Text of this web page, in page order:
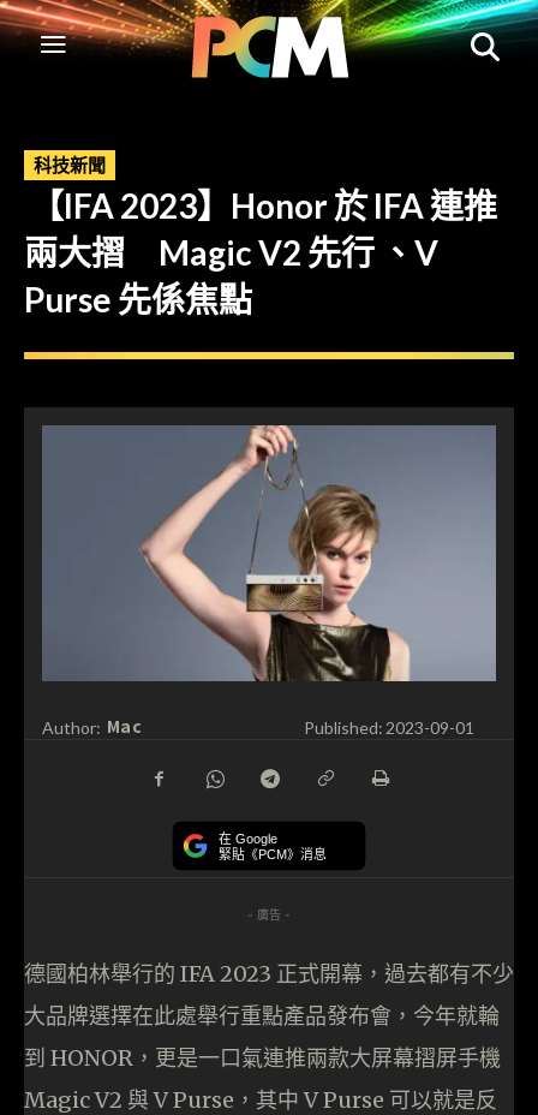
科技新聞
【IFA 2023】Honor 於 IFA 連推
兩大摺 Magic V2 先行 、V
Purse 先係焦點
Author: Mac Published: 2023-09-01
在 Google
緊貼《PCM》消息
- 廣告 -
德國柏林舉行的 IFA 2023 正式開幕，過去都有不少
大品牌選擇在此處舉行重點產品發布會，今年就輪
到 HONOR，更是一口氣連推兩款大屏幕摺屏手機
Magic V2 與 V Purse，其中 V Purse 可以就是反